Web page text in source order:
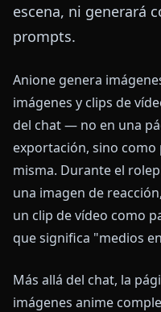
escena, ni generará
prompts.
Anione genera
imágenes y clips de
del chat — no en una
exportación, sino
misma. Durante el
una imagen de
un clip de vídeo como
que significa "medios
Más allá del chat, la
imágenes anime